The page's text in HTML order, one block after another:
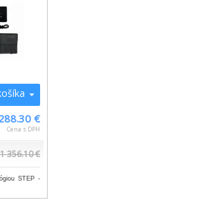
€
Cena s DPH
1 356.10 €
STEP -